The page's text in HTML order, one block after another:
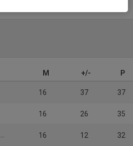
M +/- P
16 37 37
16 26 35
16 12 32